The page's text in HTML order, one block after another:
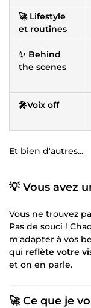
🚀 Lifestyle
et routines
✨ Behind
the scenes
🎤Voix off
Et bien d'autres...
💡 Vous avez
Vous ne trouvez
Pas de souci !
m'adapter à vos
qui reflète votre
et on en parle.
🚀 Ce que je